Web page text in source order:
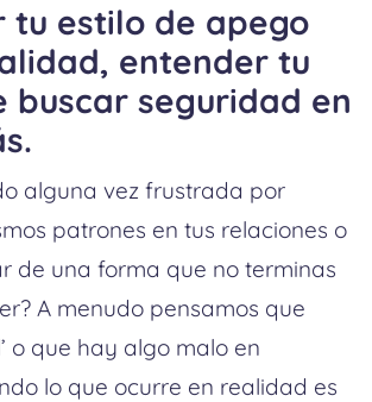
tu estilo de apego
entender tu
buscar seguridad en
alguna vez frustrada por
patrones en tus relaciones o
de una forma que no terminas
A menudo pensamos que
o que hay algo malo en
lo que ocurre en realidad es